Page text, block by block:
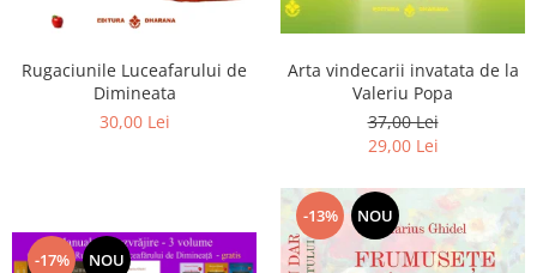
Rugaciunile Luceafarului de
Dimineata
30,00 Lei
Arta vindecarii invatata de la
Valeriu Popa
37,00 Lei
29,00 Lei
-17% NOU
-13% NOU